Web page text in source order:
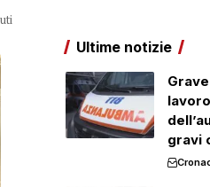
Ultime notizie
gravi